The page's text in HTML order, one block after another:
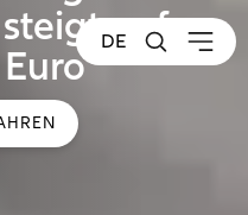
DEauf